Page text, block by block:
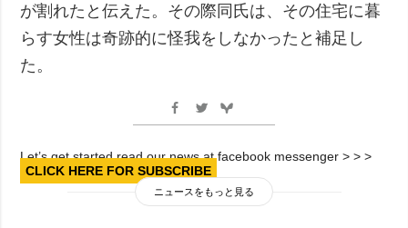
が割れたと伝えた。その際同氏は、その住宅に暮
らす女性は奇跡的に怪我をしなかったと補足し
た。
Let’s get started read our news at facebook messenger > > >
CLICK HERE FOR SUBSCRIBE
ニュースをもっと見る